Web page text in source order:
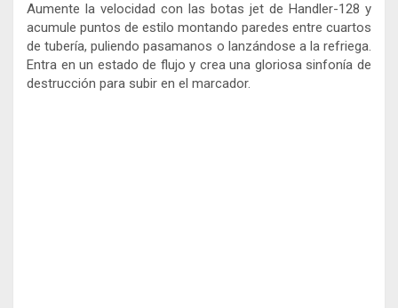
Aumente la velocidad con las botas jet de Handler-128 y
acumule puntos de estilo montando paredes entre cuartos
de tubería, puliendo pasamanos o lanzándose a la refriega.
Entra en un estado de flujo y crea una gloriosa sinfonía de
destrucción para subir en el marcador.